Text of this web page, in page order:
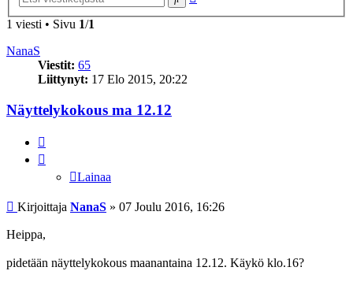
1 viesti • Sivu 1/1
NanaS
Viestit: 65
Liittynyt: 17 Elo 2015, 20:22
Näyttelykokous ma 12.12
Lainaa
Viesti
Kirjoittaja NanaS » 07 Joulu 2016, 16:26
Heippa,
pidetään näyttelykokous maanantaina 12.12. Käykö klo.16?